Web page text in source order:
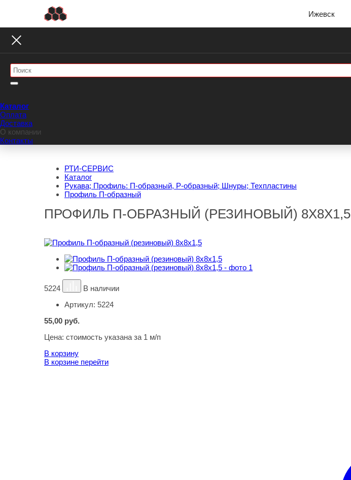
Ижевск
Каталог
Оплата
Доставка
О компании
Контакты
РТИ-СЕРВИС
Каталог
Рукава; Профиль: П-образный, Р-образный; Шнуры; Техпластины
Профиль П-образный
ПРОФИЛЬ П-ОБРАЗНЫЙ (РЕЗИНОВЫЙ) 8Х8Х1,5
5224
В наличии
Артикул: 5224
55,00 руб.
Цена: стоимость указана за 1 м/п
В корзину
В корзине перейти